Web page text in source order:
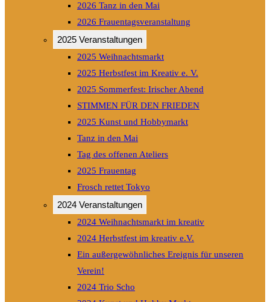
2026 Tanz in den Mai
2026 Frauentagsveranstaltung
2025 Veranstaltungen
2025 Weihnachtsmarkt
2025 Herbstfest im Kreativ e. V.
2025 Sommerfest: Irischer Abend
STIMMEN FÜR DEN FRIEDEN
2025 Kunst und Hobbymarkt
Tanz in den Mai
Tag des offenen Ateliers
2025 Frauentag
Frosch rettet Tokyo
2024 Veranstaltungen
2024 Weihnachtsmarkt im kreativ
2024 Herbstfest im kreativ e.V.
Ein außergewöhnliches Ereignis für unseren
Verein!
2024 Trio Scho